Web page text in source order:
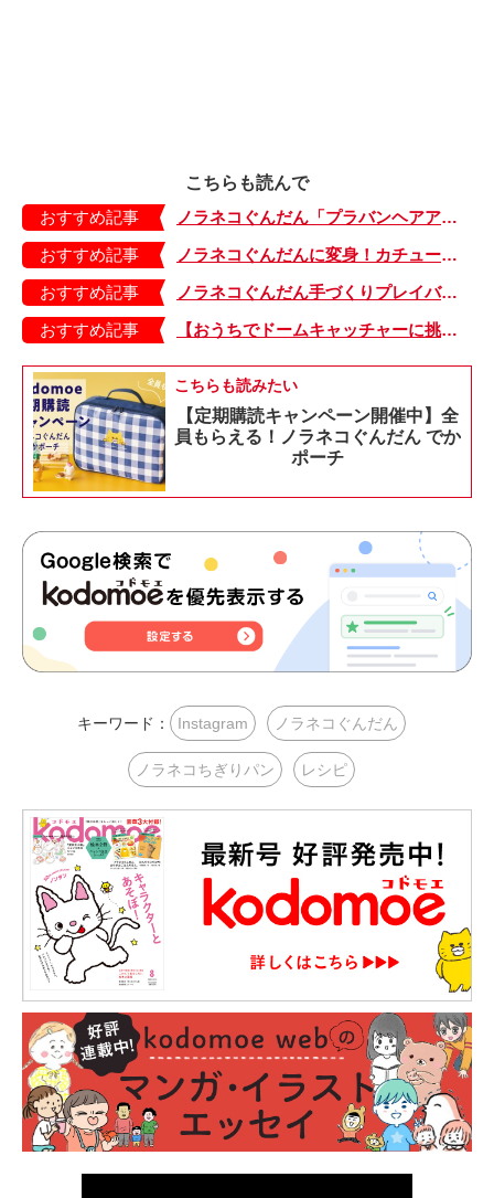
こちらも読んで
おすすめ記事
ノラネコぐんだん「プラバンヘアアクセ」＆「いちごプリン」を作ろう！【型紙ダウンロード】
おすすめ記事
ノラネコぐんだんに変身！カチューシャ、マスク、ミトンの3点セット【型紙ダウンロード＆レシピ】
おすすめ記事
ノラネコぐんだん手づくりプレイバック！【型紙ダウンロード＆レシピ公開ページまとめ】
おすすめ記事
【おうちでドームキャッチャーに挑戦だ】アンパンマン わくわくドームキャッチャー
こちらも読みたい
【定期購読キャンペーン開催中】全
員もらえる！ノラネコぐんだん でか
ポーチ
キーワード： Instagram ノラネコぐんだん
ノラネコちぎりパン レシピ